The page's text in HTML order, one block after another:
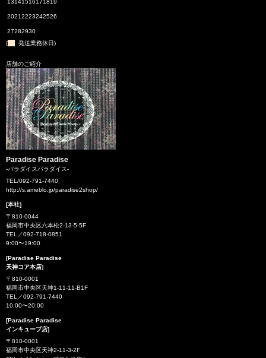
13141516171819
20212223242526
27282930
(
発送業務休日)
店舗のご紹介
Paradise Paradise
-パラダイスパラダイス-
TEL/092-791-7440
http://s.ameblo.jp/paradise2shop/
[本社]
〒810-0044
福岡市中央区六本松2-13-5-5F
TEL／092-718-0851
9:00〜19:00
[Paradise Paradise
天神コア本店]
〒810-0001
福岡市中央区天神1-11-11-B1F
TEL／092-791-7440
10:00〜20:00
[Paradise Paradise
インキューブ店]
〒810-0001
福岡市中央区天神2-11-3-2F